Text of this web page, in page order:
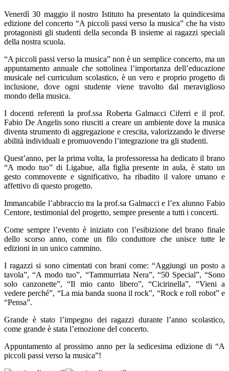
Venerdì 30 maggio il nostro Istituto ha presentato la quindicesima
edizione del concerto “A piccoli passi verso la musica” che ha visto
protagonisti gli studenti della seconda B insieme ai ragazzi speciali
della nostra scuola.
“A piccoli passi verso la musica” non è un semplice concerto, ma un
appuntamento annuale che sottolinea l’importanza dell’educazione
musicale nel curriculum scolastico, è un vero e proprio progetto di
inclusione, dove ogni studente viene travolto dal meraviglioso
mondo della musica.
I docenti referenti la prof.ssa Roberta Galmacci Ciferri e il prof.
Fabio De Angelis sono riusciti a creare un ambiente dove la musica
diventa strumento di aggregazione e crescita, valorizzando le diverse
abilità individuali e promuovendo l’integrazione tra gli studenti.
Quest’anno, per la prima volta, la professoressa ha dedicato il brano
“A modo tuo” di Ligabue, alla figlia presente in aula, è stato un
gesto commovente e significativo, ha ribadito il valore umano e
affettivo di questo progetto.
Immancabile l’abbraccio tra la prof.sa Galmacci e l’ex alunno Fabio
Centore, testimonial del progetto, sempre presente a tutti i concerti.
Come sempre l’evento è iniziato con l’esibizione del brano finale
dello scorso anno, come un filo conduttore che unisce tutte le
edizioni in un unico cammino.
I ragazzi si sono cimentati con brani come: “Aggiungi un posto a
tavola”, “A modo tuo”, “Tammurriata Nera”, “50 Special”, “Sono
solo canzonette”, “Il mio canto libero”, “Cicirinella”, “Vieni a
vedere perché”, “La mia banda suona il rock”, “Rock e roll robot” e
“Pensa”.
Grande è stato l’impegno dei ragazzi durante l’anno scolastico,
come grande è stata l’emozione del concerto.
Appuntamento al prossimo anno per la sedicesima edizione di “A
piccoli passi verso la musica”!